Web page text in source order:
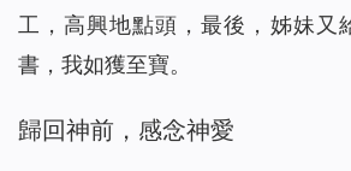
工，高興地點頭，最後，姊妹又
書，我如獲至寶。
歸回神前，感念神愛